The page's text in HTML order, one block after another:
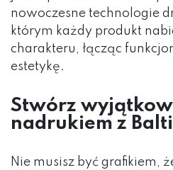
nowoczesne technologie
którym każdy produkt
charakteru, łącząc
estetykę.
Stwórz
nadrukiem z
Nie musisz być grafikiem,